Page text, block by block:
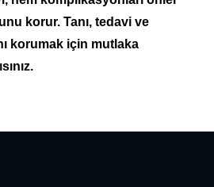
korur. Tanı, tedavi ve
korumak için mutlaka